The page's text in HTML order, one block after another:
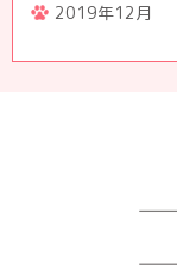
2019年12月